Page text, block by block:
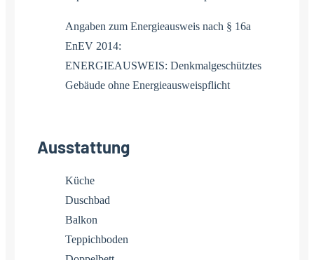
Angaben zum Energieausweis nach § 16a
EnEV 2014:
ENERGIEAUSWEIS: Denkmalgeschütztes
Gebäude ohne Energieausweispflicht
Ausstattung
Küche
Duschbad
Balkon
Teppichboden